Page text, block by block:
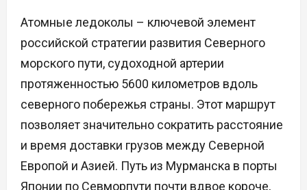
Атомные ледоколы – ключевой элемент
российской стратегии развития Северного
морского пути, судоходной артерии
протяженностью 5600 километров вдоль
северного побережья страны. Этот маршрут
позволяет значительно сократить расстояние
и время доставки грузов между Северной
Европой и Азией. Путь из Мурманска в порты
Японии по Севморпути почти вдвое короче,